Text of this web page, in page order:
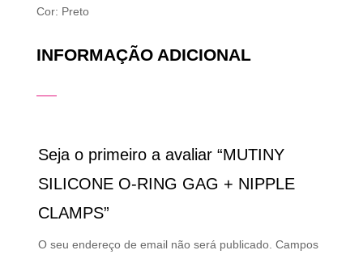
Cor: Preto
INFORMAÇÃO ADICIONAL
Seja o primeiro a avaliar “MUTINY
SILICONE O-RING GAG + NIPPLE
CLAMPS”
O seu endereço de email não será publicado. Campos